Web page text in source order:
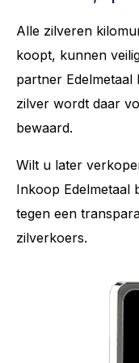
Alle zilveren
koopt, kunnen
partner Edelmetaal
zilver wordt daar
bewaard.
Wilt u later
Inkoop Edelmetaal
tegen een
zilverkoers.